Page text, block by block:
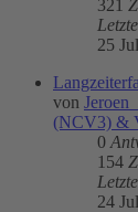
321
25
von
(NCV3) &
0
154
24